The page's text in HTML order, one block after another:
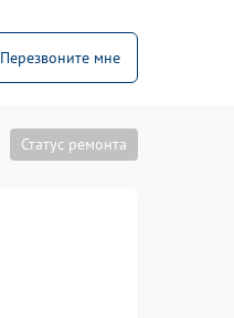
Перезвоните мне
Статус ремонта